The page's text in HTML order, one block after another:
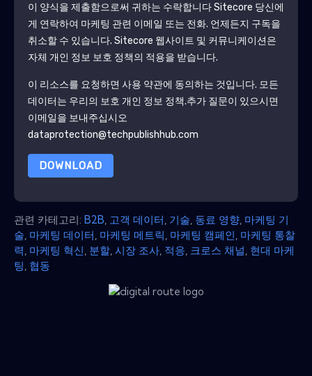
이 양식을 제출함으로써 귀하는 수락합니다Sitecore 당신에
게 연락하여 마케팅 관련 이메일 또는 전화. 언제든지 구독을
취소할 수 있습니다. Sitecore 웹사이트 및 커뮤니케이션은
자체 개인 정보 보호 정책의 적용을 받습니다.
이 리소스를 요청하면 사용 약관에 동의하는 것입니다. 모든
데이터는 우리의 보호 개인 정보 정책.추가 질문이 있으시면
이메일을 보내주십시오
dataprotection@techpublishhub.com
DOWNLOAD
관련 카테고리: B2B 고객 데이터 기술 동료 영향 마케팅 기
술 마케팅 데이터 마케팅 메트릭 마케팅 캠페인 마케팅 통찰
력 마케팅 혁신 분할 시장 조사 적응 크로스 채널 현대 마케
팅 협동